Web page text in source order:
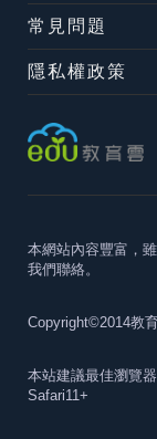
常見問題
隱私權政策
本網站內容豐富，
我們聯絡。
Copyright©2014教
本站建議最佳瀏覽
Safari11+